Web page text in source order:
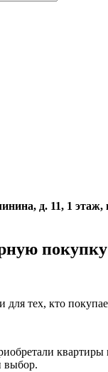
д. 11, 1
тех, кто
выбор.